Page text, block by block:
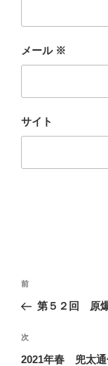
メール ※
サイト
投
ナ
ビ
ゲ
前
の
稿
前
第５２回 原
次
の
次
2021年春 兜太通